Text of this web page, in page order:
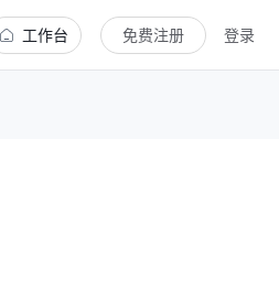
工作台 免费注册 登录